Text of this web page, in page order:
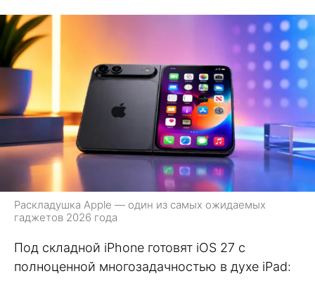
Раскладушка Apple — один из самых ожидаемых
гаджетов 2026 года
Под складной iPhone готовят iOS 27 с
полноценной многозадачностью в духе iPad: